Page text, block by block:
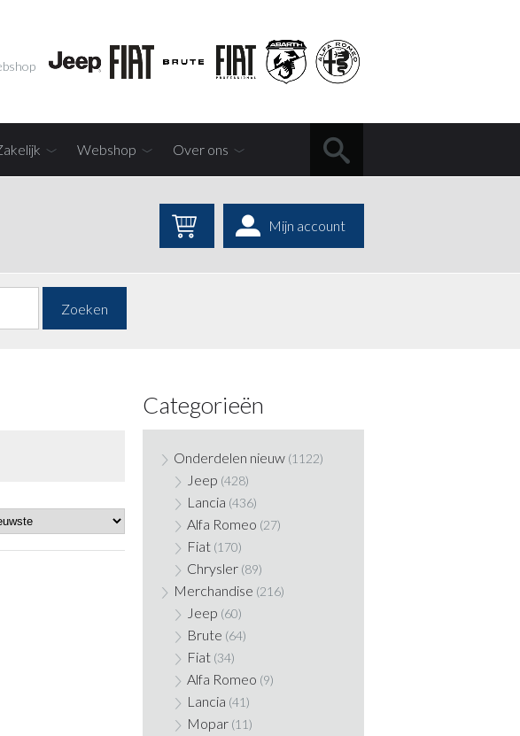
Webshop Over ons
Mijn account
Zoeken
Categorieën
Onderdelen nieuw (1122)
Jeep (428)
Lancia (436)
Alfa Romeo (27)
Fiat (170)
Chrysler (89)
Merchandise (216)
Jeep (60)
Brute (64)
Fiat (34)
Alfa Romeo (9)
Lancia (41)
Mopar (11)